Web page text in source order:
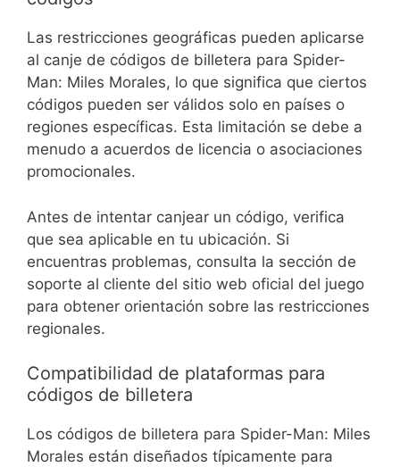
Las restricciones geográficas pueden aplicarse
al canje de códigos de billetera para Spider-
Man: Miles Morales, lo que significa que ciertos
códigos pueden ser válidos solo en países o
regiones específicas. Esta limitación se debe a
menudo a acuerdos de licencia o asociaciones
promocionales.
Antes de intentar canjear un código, verifica
que sea aplicable en tu ubicación. Si
encuentras problemas, consulta la sección de
soporte al cliente del sitio web oficial del juego
para obtener orientación sobre las restricciones
regionales.
Compatibilidad de plataformas para
códigos de billetera
Los códigos de billetera para Spider-Man: Miles
Morales están diseñados típicamente para